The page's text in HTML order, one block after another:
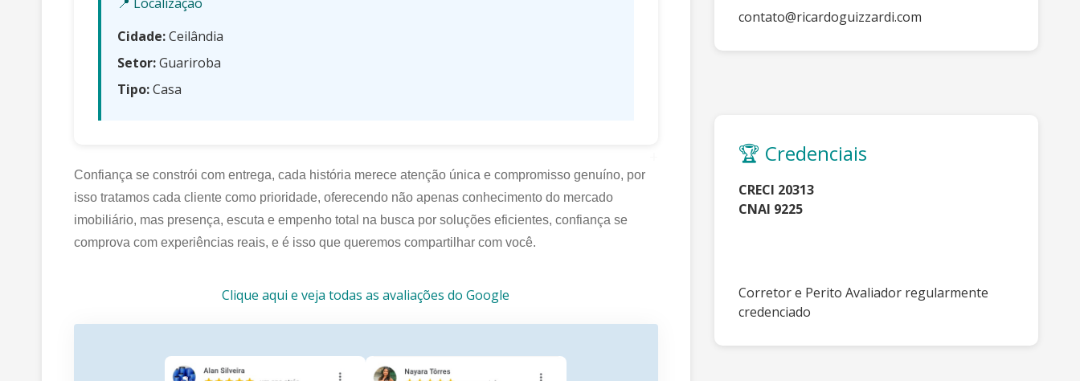
Cidade:Ceilândia
Setor:Guariroba
Tipo:Casa
Confiança se constrói com entrega, cada história merece atenção única e compromisso genuíno, por
isso tratamos cada cliente como prioridade, oferecendo não apenas conhecimento do mercado
imobiliário, mas presença, escuta e empenho total na busca por soluções eficientes, confiança se
comprova com experiências reais, e é isso que queremos compartilhar com você.
Clique aqui e veja todas as avaliações do Google
contato@ricardoguizzardi.com
🏆 Credenciais
CRECI 20313
CNAI 9225
Corretor e Perito Avaliador regularmente
credenciado